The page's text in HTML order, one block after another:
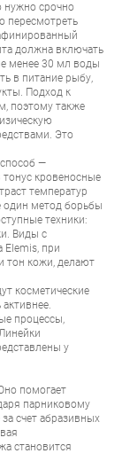
нужно срочно
пересмотреть
должна включать
менее 30 мл воды
в питание рыбу,
Подход к
поэтому также
Это
—
кровеносные
температур
один метод борьбы
техники:
Виды с
Elemis, при
тон кожи, делают
косметические
процессы,
у
помогает
парниковому
счет абразивных
становится